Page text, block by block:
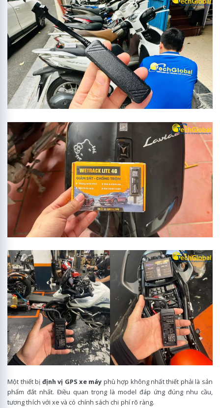
Một thiết bị định vị GPS xe máy phù hợp không nhất thiết phải là sản
phẩm đắt nhất. Điều quan trọng là model đáp ứng đúng nhu cầu,
tương thích với xe và có chính sách chi phí rõ ràng.